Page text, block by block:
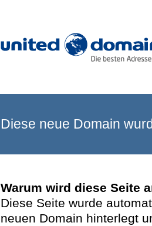
Diese neue Domain
Warum wird diese Seite
Diese Seite wurde
neuen Domain hinterlegt